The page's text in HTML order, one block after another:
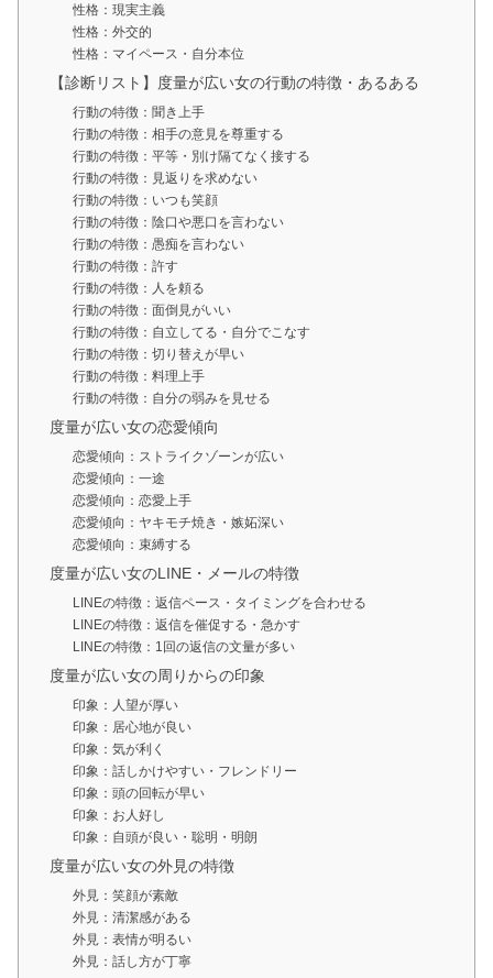
性格：現実主義
性格：外交的
性格：マイペース・自分本位
【診断リスト】度量が広い女の行動の特徴・あるある
行動の特徴：聞き上手
行動の特徴：相手の意見を尊重する
行動の特徴：平等・別け隔てなく接する
行動の特徴：見返りを求めない
行動の特徴：いつも笑顔
行動の特徴：陰口や悪口を言わない
行動の特徴：愚痴を言わない
行動の特徴：許す
行動の特徴：人を頼る
行動の特徴：面倒見がいい
行動の特徴：自立してる・自分でこなす
行動の特徴：切り替えが早い
行動の特徴：料理上手
行動の特徴：自分の弱みを見せる
度量が広い女の恋愛傾向
恋愛傾向：ストライクゾーンが広い
恋愛傾向：一途
恋愛傾向：恋愛上手
恋愛傾向：ヤキモチ焼き・嫉妬深い
恋愛傾向：束縛する
度量が広い女のLINE・メールの特徴
LINEの特徴：返信ペース・タイミングを合わせる
LINEの特徴：返信を催促する・急かす
LINEの特徴：1回の返信の文量が多い
度量が広い女の周りからの印象
印象：人望が厚い
印象：居心地が良い
印象：気が利く
印象：話しかけやすい・フレンドリー
印象：頭の回転が早い
印象：お人好し
印象：自頭が良い・聡明・明朗
度量が広い女の外見の特徴
外見：笑顔が素敵
外見：清潔感がある
外見：表情が明るい
外見：話し方が丁寧